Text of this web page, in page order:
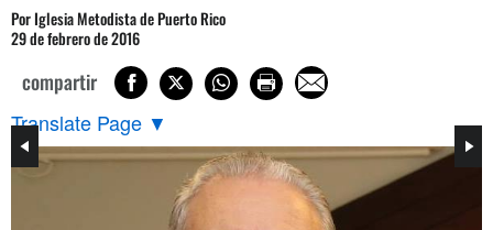
Por Iglesia Metodista de Puerto Rico
29 de febrero de 2016
compartir
Translate Page ▼